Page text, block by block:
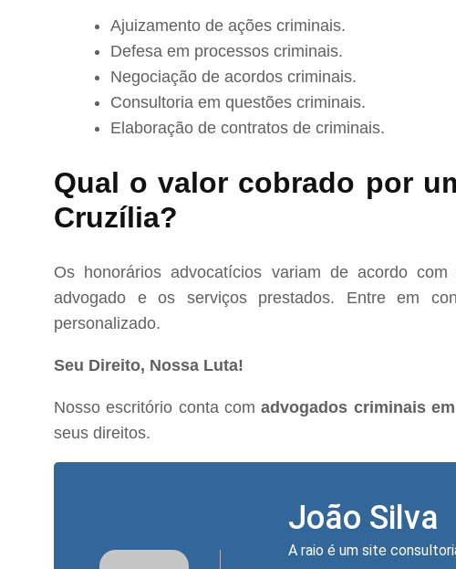
Ajuizamento de ações criminais.
Defesa em processos criminais.
Negociação de acordos criminais.
Consultoria em questões criminais.
Elaboração de contratos de criminais.
Qual o valor cobrado por
Cruzília?
Os honorários advocatícios variam de acordo
advogado e os serviços prestados. Entre em
personalizado.
Seu Direito, Nossa Luta!
Nosso escritório conta comadvogados criminais
seus direitos.
João Silva
A raio é um site